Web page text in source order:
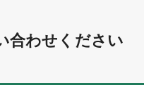
合わせください